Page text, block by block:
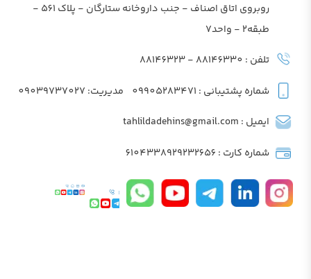
روبروی اتاق اصناف - جنب داروخانه ستارگان - پلاک 561 -
طبقه2 - واحد7
تلفن : 88146330 - 88146323
شماره پشتیبانی : 09905283471 مدیریت: 09039737027
ایمیل : tahlildadehins@gmail.com
شماره کارت : 6104338929232656